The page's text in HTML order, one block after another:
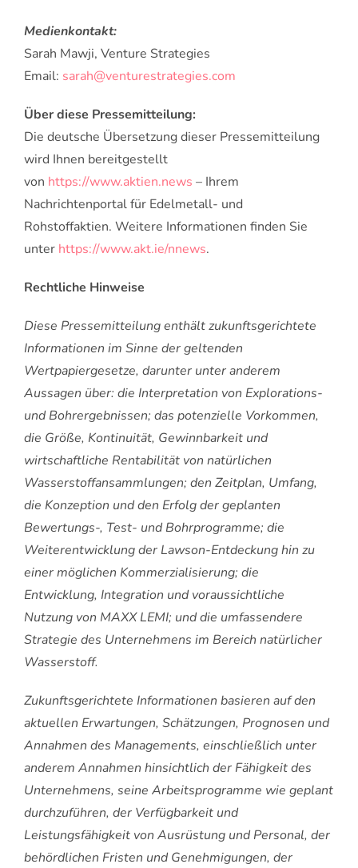
Medienkontakt:
Sarah Mawji, Venture Strategies
Email: sarah@venturestrategies.com
Über diese Pressemitteilung:
Die deutsche Übersetzung dieser Pressemitteilung
wird Ihnen bereitgestellt
von https://www.aktien.news – Ihrem
Nachrichtenportal für Edelmetall- und
Rohstoffaktien. Weitere Informationen finden Sie
unter https://www.akt.ie/nnews.
Rechtliche Hinweise
Diese Pressemitteilung enthält zukunftsgerichtete
Informationen im Sinne der geltenden
Wertpapiergesetze, darunter unter anderem
Aussagen über: die Interpretation von Explorations-
und Bohrergebnissen; das potenzielle Vorkommen,
die Größe, Kontinuität, Gewinnbarkeit und
wirtschaftliche Rentabilität von natürlichen
Wasserstoffansammlungen; den Zeitplan, Umfang,
die Konzeption und den Erfolg der geplanten
Bewertungs-, Test- und Bohrprogramme; die
Weiterentwicklung der Lawson-Entdeckung hin zu
einer möglichen Kommerzialisierung; die
Entwicklung, Integration und voraussichtliche
Nutzung von MAXX LEMI; und die umfassendere
Strategie des Unternehmens im Bereich natürlicher
Wasserstoff.
Zukunftsgerichtete Informationen basieren auf den
aktuellen Erwartungen, Schätzungen, Prognosen und
Annahmen des Managements, einschließlich unter
anderem Annahmen hinsichtlich der Fähigkeit des
Unternehmens, seine Arbeitsprogramme wie geplant
durchzuführen, der Verfügbarkeit und
Leistungsfähigkeit von Ausrüstung und Personal, der
behördlichen Fristen und Genehmigungen, der